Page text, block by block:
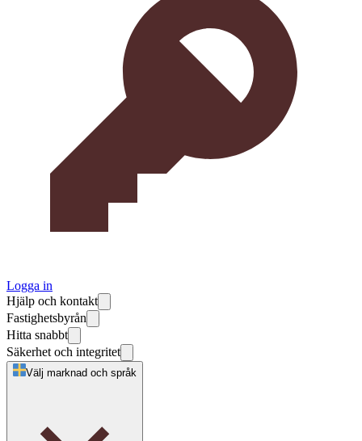
Logga in
Hjälp och kontakt
Fastighetsbyrån
Hitta snabbt
Säkerhet och integritet
Välj marknad och språk